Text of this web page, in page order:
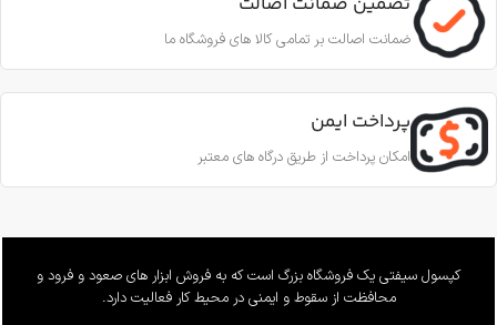
استاندارد
CE EN353-2; CE EN358; CE
EN12841-A
ساخت ترکیه
استحکام
قطر طناب
11.5 تا 10.5 میلی‌متر
وزن 655 گرم
ضمانت اصالت بر تمامی کالا های فروشگاه ما
پرداخت ایمن
امکان پرداخت از طریق درگاه های معتبر
کپسول سیفتی یک فروشگاه بزرگ است که به فروش ابزار های صعود و فرود و
محافظت از سقوط و ایمنی در محیط کار فعالیت دارد.